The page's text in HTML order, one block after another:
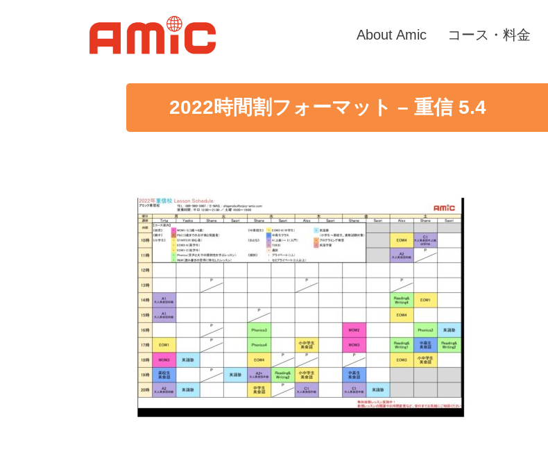
About Amic コース・料金
2022時間割フォーマット – 重信 5.4